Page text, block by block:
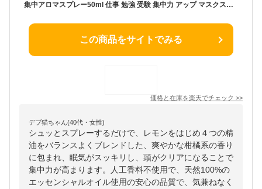
集中アロマスプレー50ml 仕事 勉強 受験 集中力 アップ マスクスプレー いい香り シトラス プレゼント 受験生 おしゃれ ギフト 精油 合格祈願 グッズ 応援 ギフト 中学受験 高校受験 大学受験 リラックス 無添加 勉強 グッズ
この商品をサイトでみる
価格と在庫を楽天でチェック >>
デブ猫ちゃん(40代・女性)
シュッとスプレーするだけで、レモンをはじめ４つの精
油をバランスよくブレンドした、爽やかな柑橘系の香り
に包まれ、眠気がスッキリし、頭がクリアになることで
集中力が高まります。人工香料不使用で、天然100%の
エッセンシャルオイル使用の安心の品質で、気兼ねなく